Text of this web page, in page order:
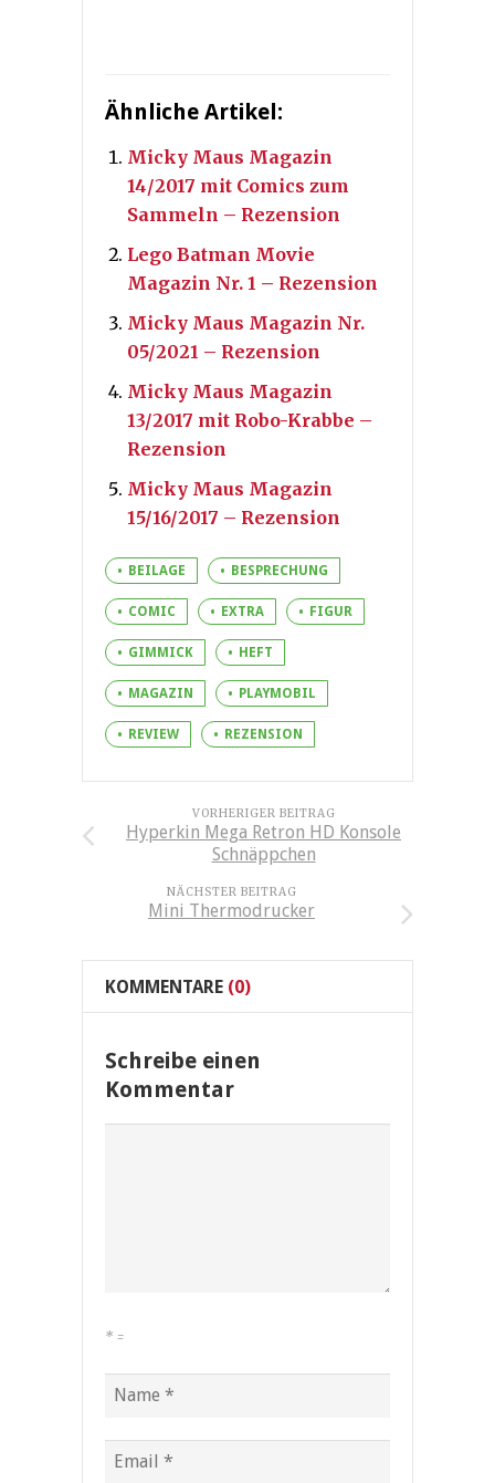
Ähnliche Artikel:
Micky Maus Magazin
14/2017 mit Comics zum
Sammeln – Rezension
Lego Batman Movie
Magazin Nr. 1 – Rezension
Micky Maus Magazin Nr.
05/2021 – Rezension
Micky Maus Magazin
13/2017 mit Robo-Krabbe –
Rezension
Micky Maus Magazin
15/16/2017 – Rezension
BEILAGE BESPRECHUNG
COMIC EXTRA FIGUR
GIMMICK HEFT
MAGAZIN PLAYMOBIL
REVIEW REZENSION
VORHERIGER BEITRAG
Hyperkin Mega Retron HD Konsole
Schnäppchen
NÄCHSTER BEITRAG
Mini Thermodrucker
KOMMENTARE (0)
Schreibe einen
Kommentar
* =